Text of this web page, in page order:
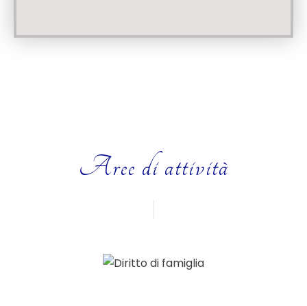
Aree di attività